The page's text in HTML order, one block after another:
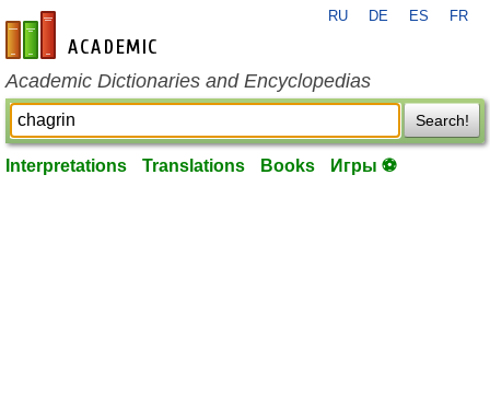
en-academic.com
RU DE ES FR
Academic Dictionaries and Encyclopedias
Search!
Interpretations Translations Books Игры ⚽